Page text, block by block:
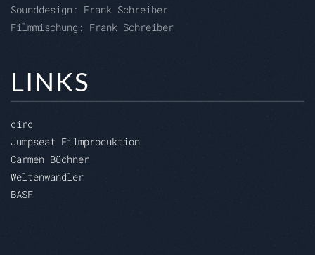
Sounddesign: Frank Schreiber
Filmmischung: Frank Schreiber
LINKS
circ
Jumpseat Filmproduktion
Carmen Büchner
Weltenwandler
BASF